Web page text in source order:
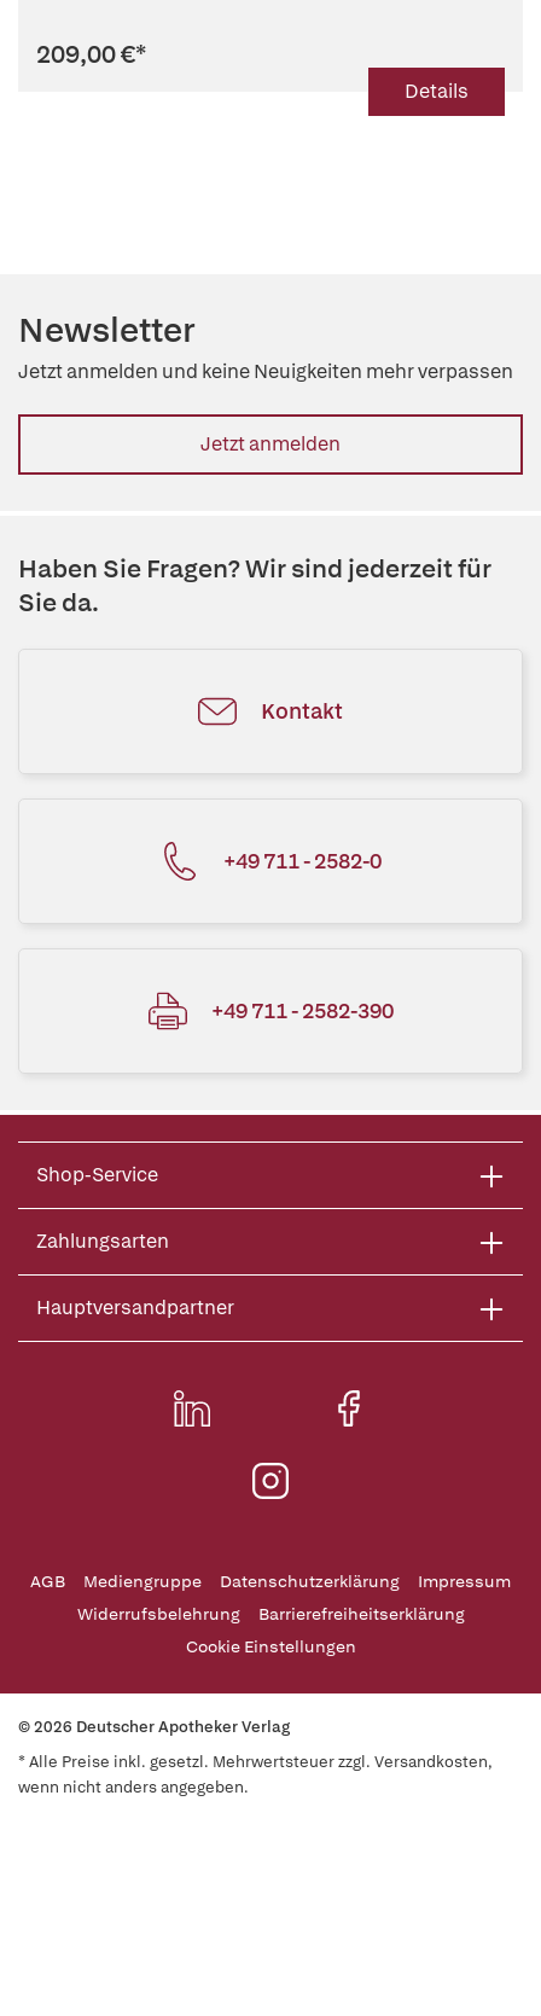
209,00 €*
Details
Newsletter
Jetzt anmelden und keine Neuigkeiten mehr verpassen
Jetzt anmelden
Haben Sie Fragen? Wir sind jederzeit für
Sie da.
Kontakt
+49 711 - 2582-0
+49 711 - 2582-390
Shop-Service
Zahlungsarten
Hauptversandpartner
AGB Mediengruppe Datenschutzerklärung
Impressum
Widerrufsbelehrung
Barrierefreiheitserklärung
Cookie Einstellungen
© 2026 Deutscher Apotheker Verlag
* Alle Preise inkl. gesetzl. Mehrwertsteuer zzgl. Versandkosten,
wenn nicht anders angegeben.